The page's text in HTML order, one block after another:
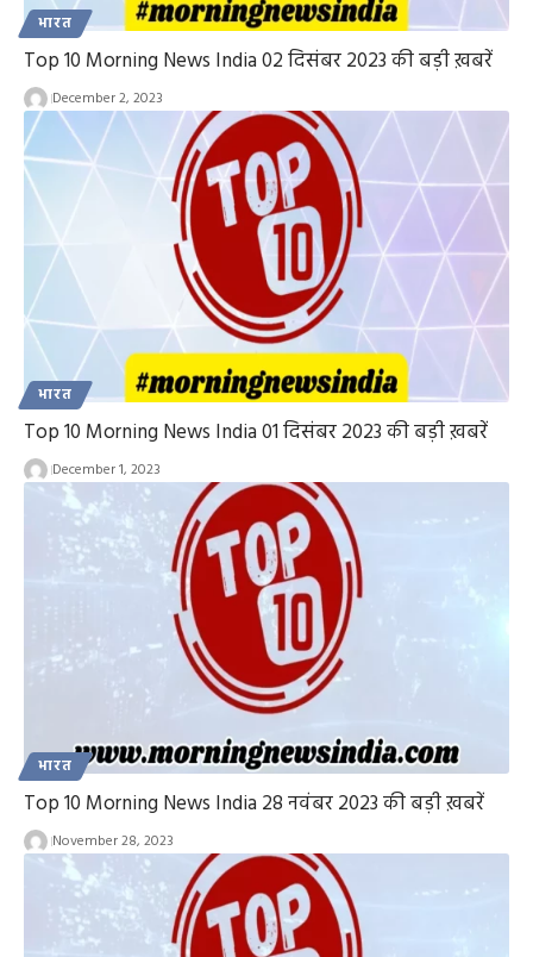
भारत
Top 10 Morning News India 02 दिसंबर 2023 की बड़ी ख़बरें
December 2, 2023
भारत
Top 10 Morning News India 01 दिसंबर 2023 की बड़ी ख़बरें
December 1, 2023
भारत
Top 10 Morning News India 28 नवंबर 2023 की बड़ी ख़बरें
November 28, 2023